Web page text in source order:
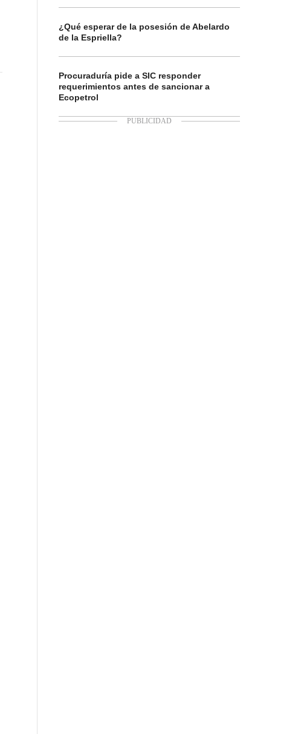
¿Qué esperar de la posesión de Abelardo
de la Espriella?
Procuraduría pide a SIC responder
requerimientos antes de sancionar a
Ecopetrol